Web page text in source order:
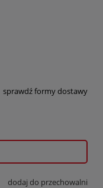
płatności
sprawdź formy dostawy
dodaj do przechowalni